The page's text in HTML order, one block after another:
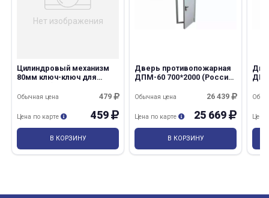
Нет изображения
Цилиндровый механизм
80мм ключ-ключ для
Дельта ПК)
479
Обычная цена
459
Цена по карте
В КОРЗИНУ
Дверь противопожарная
ДПМ-60 700*2000 (Россия)
26 439
Обычная цена
25 669
Цена по карте
В КОРЗИНУ
Цена